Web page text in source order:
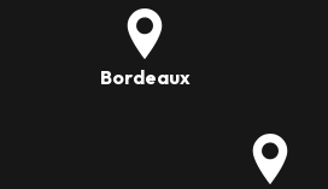
Bordeaux